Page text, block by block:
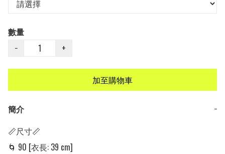
數量
−
+
加至購物車
簡介
−
📏尺寸📏
🌀 90 [衣長: 39 cm]